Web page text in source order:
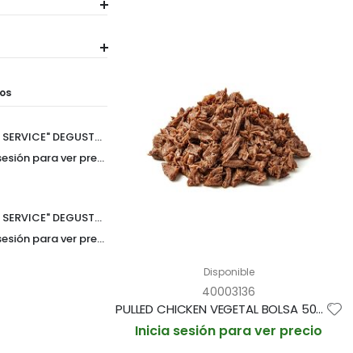
Disponible
40003136
PULLED CHICKEN VEGETAL BOLSA 500G (CAJA 4 BOLSAS)
Inicia sesión para ver precio
"FOOD SERVICE" DEGUSTACION CROQUETAS 30gr SURTIDO PREMIUM BANDEJA 10und (CAJA 6 BANDEJAS)
Inicia sesión para ver precio
"FOOD SERVICE" DEGUSTACION DE CROQUETAS 30gr SURTIDO DE AUTOR BANDEJA 10und (CAJA 6 BANDEJAS)
Inicia sesión para ver precio